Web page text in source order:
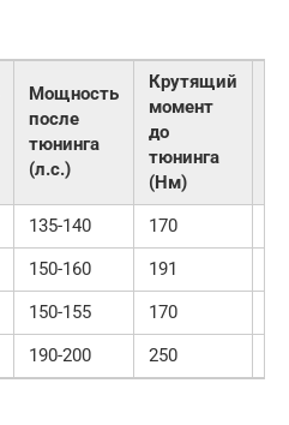
Мощность
после
тюнинга
(л.с.)
Крутящий
момент
до
тюнинга
(Нм)
135-140 170
150-160 191
150-155 170
190-200 250